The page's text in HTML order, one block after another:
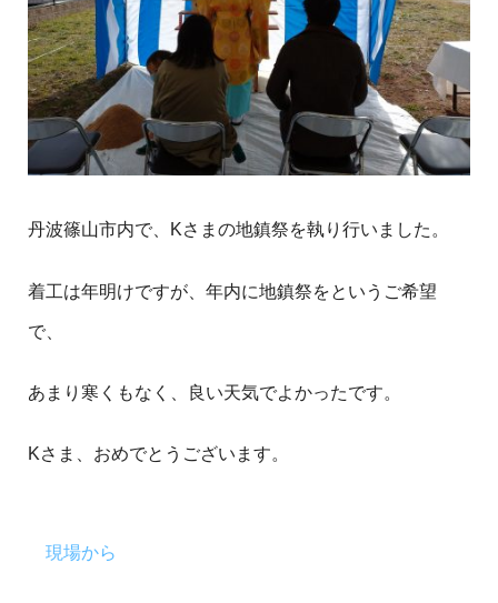
丹波篠山市内で、Kさまの地鎮祭を執り行いました。
着工は年明けですが、年内に地鎮祭をというご希望
で、
あまり寒くもなく、良い天気でよかったです。
Kさま、おめでとうございます。
現場から